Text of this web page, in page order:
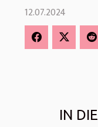
12.07.2024
IN